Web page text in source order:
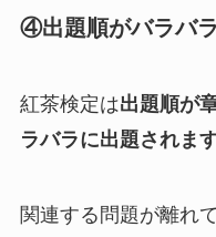
④出題順がバラバラ
紅茶検定は出題順が
ラバラに出題されま
関連する問題が離れ